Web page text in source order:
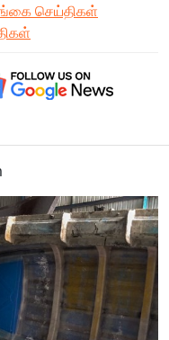
செய்திகள்